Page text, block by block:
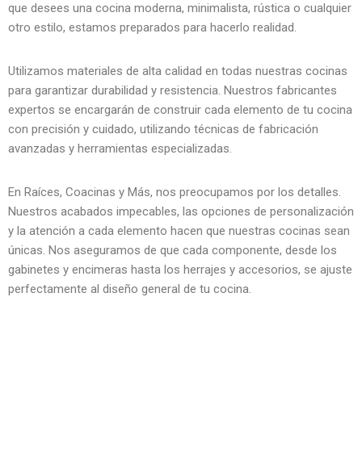
que desees una cocina moderna, minimalista, rústica o cualquier
otro estilo, estamos preparados para hacerlo realidad.
Utilizamos materiales de alta calidad en todas nuestras cocinas
para garantizar durabilidad y resistencia. Nuestros fabricantes
expertos se encargarán de construir cada elemento de tu cocina
con precisión y cuidado, utilizando técnicas de fabricación
avanzadas y herramientas especializadas.
En Raíces, Coacinas y Más, nos preocupamos por los detalles.
Nuestros acabados impecables, las opciones de personalización
y la atención a cada elemento hacen que nuestras cocinas sean
únicas. Nos aseguramos de que cada componente, desde los
gabinetes y encimeras hasta los herrajes y accesorios, se ajuste
perfectamente al diseño general de tu cocina.